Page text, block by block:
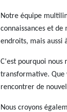
Notre équipe
connaissances et de
endroits, mais aussi
C'est pourquoi nous
transformative. Que
rencontrer de
Nous croyons